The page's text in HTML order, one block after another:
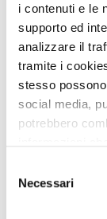
i contenuti e le
supporto ed
analizzare il
tramite i
stesso
social media,
potrebbero
utilizzato uno o
delNecessari